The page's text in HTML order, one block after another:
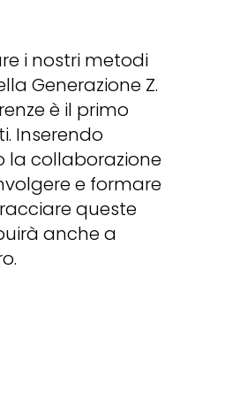
i nostri metodi
Generazione Z.
è il primo
Inserendo
la collaborazione
e formare
queste
anche a